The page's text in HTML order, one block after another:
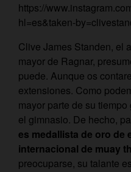
https://
hl=es&taken-
Clive James Standen, el
mayor de Ragnar,
puede. Aunque os
extensiones. Como
mayor parte de su
el gimnasio. De hecho,
es medallista de oro de
internacional de muay
preocuparse, su talante